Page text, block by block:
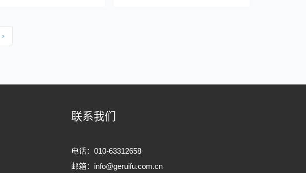
›
联系我们
电话：010-63312658
邮箱： info@geruifu.com.cn